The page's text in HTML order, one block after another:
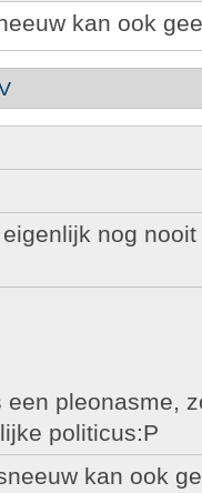
kan ook
nog
pleonasme,
politicus:P
kan ook